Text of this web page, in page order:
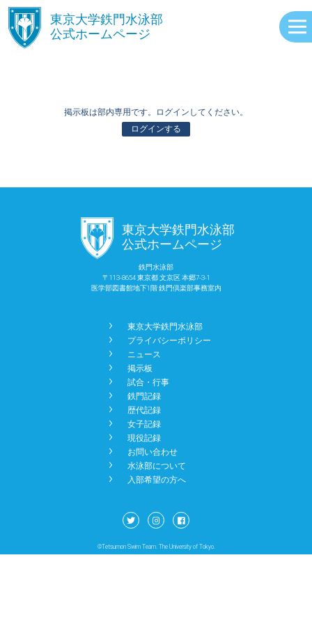
󿾱
東京大学鉄門水泳部
公式ホームページ
ABOUT
EVENTS
RECORDS
NEWS
BBS
CONTACT
掲示板は部内専用です。ログインしてください。
ログインする
󿾱 東京大学鉄門水泳部
公式ホームページ
鉄門水泳部
〒113-8654 東京都 文京区 本郷7-3-1
医学部図書館地下1階 鉄門倶楽部事務室内
󿾡 東京大学鉄門水泳部
󿾡 プライバシーポリシー
󿾡 ニュース
󿾡 掲示板
󿾡 試合・行事
󿾡 鉄門記録
󿾡 歴代記録
󿾡 女子記録
󿾡 現役記録
󿾡 お問い合わせ
󿾡 水泳部について
󿾡 入部希望の方へ
©Tetsumon Swim Team. The University of Tokyo.